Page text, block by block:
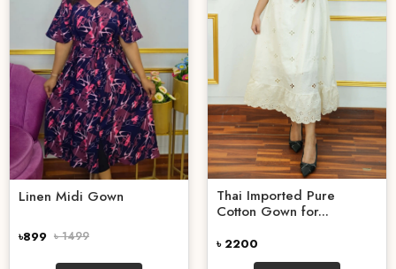
Linen Midi Gown
৳899 ৳ 1499
Thai Imported Pure
Cotton Gown for...
৳ 2200